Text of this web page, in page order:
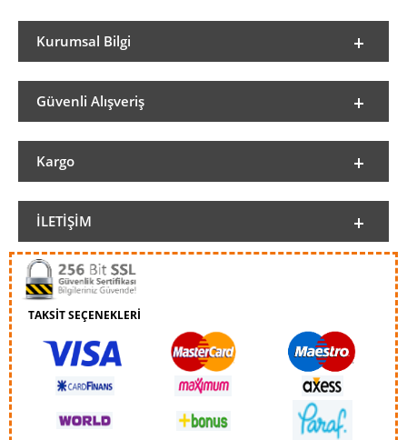
Kurumsal Bilgi
Güvenli Alışveriş
Kargo
İLETIŞIM
TAKSİT SEÇENEKLERİ